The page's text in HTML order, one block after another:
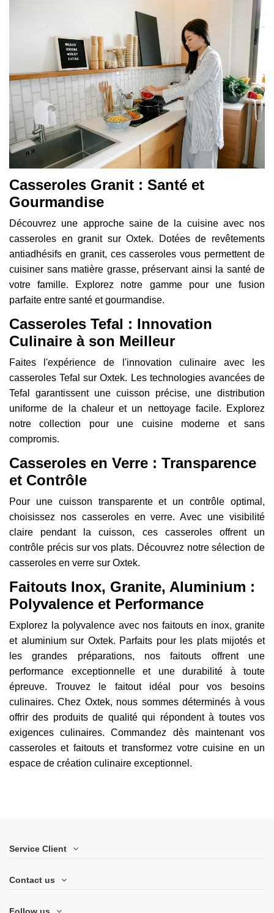
Casseroles Granit : Santé et
Gourmandise
Découvrez une approche saine de la cuisine avec nos
casseroles en granit sur Oxtek. Dotées de revêtements
antiadhésifs en granit, ces casseroles vous permettent de
cuisiner sans matière grasse, préservant ainsi la santé de
votre famille. Explorez notre gamme pour une fusion
parfaite entre santé et gourmandise.
Casseroles Tefal : Innovation
Culinaire à son Meilleur
Faites l'expérience de l'innovation culinaire avec les
casseroles Tefal sur Oxtek. Les technologies avancées de
Tefal garantissent une cuisson précise, une distribution
uniforme de la chaleur et un nettoyage facile. Explorez
notre collection pour une cuisine moderne et sans
compromis.
Casseroles en Verre : Transparence
et Contrôle
Pour une cuisson transparente et un contrôle optimal,
choisissez nos casseroles en verre. Avec une visibilité
claire pendant la cuisson, ces casseroles offrent un
contrôle précis sur vos plats. Découvrez notre sélection de
casseroles en verre sur Oxtek.
Faitouts Inox, Granite, Aluminium :
Polyvalence et Performance
Explorez la polyvalence avec nos faitouts en inox, granite
et aluminium sur Oxtek. Parfaits pour les plats mijotés et
les grandes préparations, nos faitouts offrent une
performance exceptionnelle et une durabilité à toute
épreuve. Trouvez le faitout idéal pour vos besoins
culinaires. Chez Oxtek, nous sommes déterminés à vous
offrir des produits de qualité qui répondent à toutes vos
exigences culinaires. Commandez dès maintenant vos
casseroles et faitouts et transformez votre cuisine en un
espace de création culinaire exceptionnel.
Service Client
Contact us